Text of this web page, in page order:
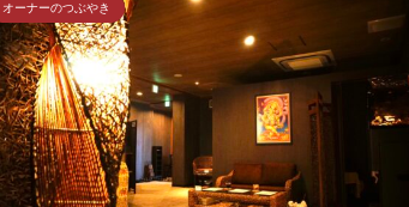
オーナーのつぶやき